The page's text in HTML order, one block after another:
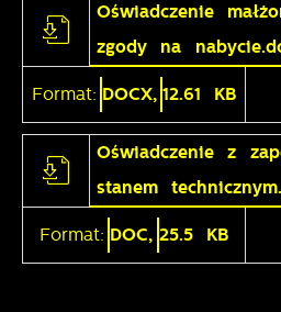
Oświadczenie
zgody na
Format: DOCX, 12.61 KB
Oświadczenie z
stanem
Format: DOC, 25.5 KB